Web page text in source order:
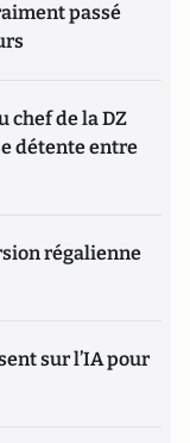
passé
chef de la DZ
détente entre
régalienne
sur l’IA pour